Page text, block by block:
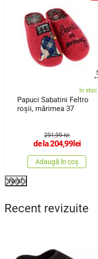
în stoc
Papuci Sabatini Feltro
roșii, mărimea 37
291,99 lei
de la204,99 lei
Adaugă în coș
Next
Recent revizuite